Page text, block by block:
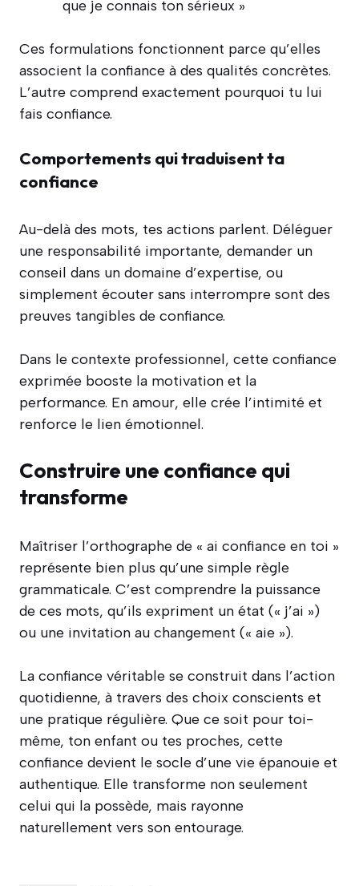
que je connais ton sérieux »
Ces formulations fonctionnent parce qu’elles
associent la confiance à des qualités concrètes.
L’autre comprend exactement pourquoi tu lui
fais confiance.
Comportements qui traduisent ta
confiance
Au-delà des mots, tes actions parlent. Déléguer
une responsabilité importante, demander un
conseil dans un domaine d’expertise, ou
simplement écouter sans interrompre sont des
preuves tangibles de confiance.
Dans le contexte professionnel, cette confiance
exprimée booste la motivation et la
performance. En amour, elle crée l’intimité et
renforce le lien émotionnel.
Construire une confiance qui
transforme
Maîtriser l’orthographe de « ai confiance en toi »
représente bien plus qu’une simple règle
grammaticale. C’est comprendre la puissance
de ces mots, qu’ils expriment un état (« j’ai »)
ou une invitation au changement (« aie »).
La confiance véritable se construit dans l’action
quotidienne, à travers des choix conscients et
une pratique régulière. Que ce soit pour toi-
même, ton enfant ou tes proches, cette
confiance devient le socle d’une vie épanouie et
authentique. Elle transforme non seulement
celui qui la possède, mais rayonne
naturellement vers son entourage.